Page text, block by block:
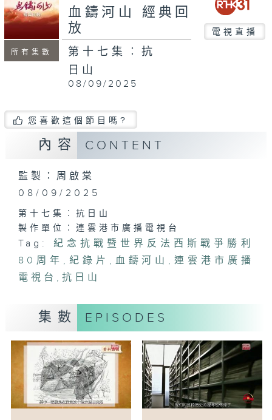
seconds
所有集數
血鑄河山 經典回
放
電視直播
第十七集︰抗
日山
08/09/2025
您喜歡這個節目嗎?
內容 CONTENT
監製：周啟棠
08/09/2025
第十七集︰抗日山
製作單位︰連雲港市廣播電視台
Tag:
紀念抗戰暨世界反法西斯戰爭勝利
80周年 , 紀錄片 , 血鑄河山 , 連雲港市廣播
電視台 ,抗日山
集數 EPISODES